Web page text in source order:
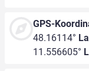
GPS-
48.16114°
11.556605°